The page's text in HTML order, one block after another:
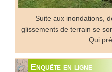
Suite aux inondations,
glissements de terrain se
Qui
Enquête en ligne